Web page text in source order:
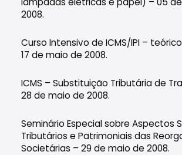
2008.
Curso Intensivo de ICMS/IPI –
17 de maio de 2008.
ICMS – Substituição Tributária de
28 de maio de 2008.
Seminário Especial sobre Aspectos
Tributários e Patrimoniais das
Societárias – 29 de maio de 2008.